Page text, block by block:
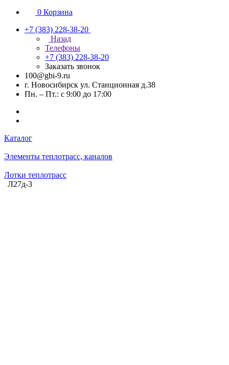
0 Корзина
+7 (383) 228-38-20
Назад
Телефоны
+7 (383) 228-38-20
Заказать звонок
100@gbi-9.ru
г. Новосибирск ул. Станционная д.38
Пн. – Пт.: с 9:00 до 17:00
Каталог
Элементы теплотрасс, каналов
Лотки теплотрасс
Л27д-3